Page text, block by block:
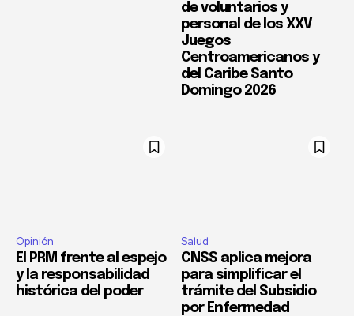
de voluntarios y
personal de los XXV
Juegos
Centroamericanos y
del Caribe Santo
Domingo 2026
Opinión
El PRM frente al espejo
y la responsabilidad
histórica del poder
Salud
CNSS aplica mejora
para simplificar el
trámite del Subsidio
por Enfermedad